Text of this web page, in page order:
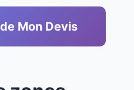
Mon Devis